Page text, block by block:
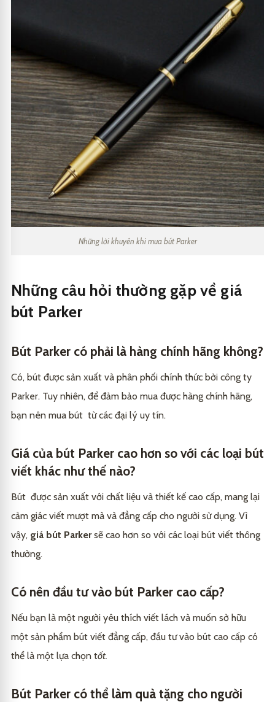
Những lời khuyên khi mua bút Parker
Những câu hỏi thường gặp về giá
bút Parker
Bút Parker có phải là hàng chính hãng không?
Có, bút được sản xuất và phân phối chính thức bởi công ty
Parker. Tuy nhiên, để đảm bảo mua được hàng chính hãng,
bạn nên mua bút từ các đại lý uy tín.
Giá của bút Parker cao hơn so với các loại bút
viết khác như thế nào?
Bút được sản xuất với chất liệu và thiết kế cao cấp, mang lại
cảm giác viết mượt mà và đẳng cấp cho người sử dụng. Vì
vậy, giá bút Parkersẽ cao hơn so với các loại bút viết thông
thường.
Có nên đầu tư vào bút Parker cao cấp?
Nếu bạn là một người yêu thích viết lách và muốn sở hữu
một sản phẩm bút viết đẳng cấp, đầu tư vào bút cao cấp có
thể là một lựa chọn tốt.
Bút Parker có thể làm quà tặng cho người